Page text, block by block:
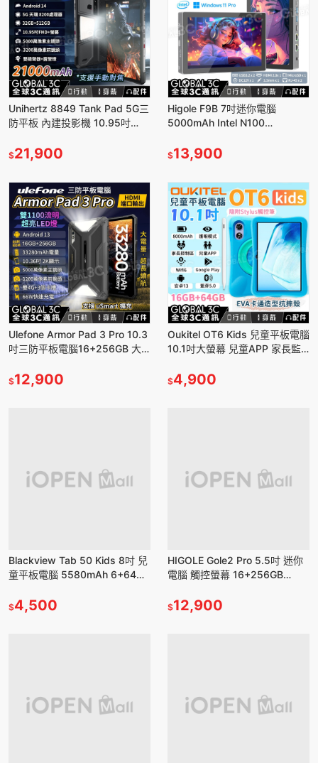
Unihertz 8849 Tank Pad 5G三
防平板 內建投影機 10.95吋
$21,900
Higole F9B 7吋迷你電腦
5000mAh Intel N100
HDMI
$13,900
Ulefone Armor Pad 3 Pro 10.3
吋三防平板電腦16+256GB 大
$12,900
Oukitel OT6 Kids 兒童平板電腦
10.1吋大螢幕 兒童APP 家長監
$4,900
Blackview Tab 50 Kids 8吋 兒
童平板電腦 5580mAh 6+64GB
$4,500
HIGOLE Gole2 Pro 5.5吋 迷你
電腦 觸控螢幕 16+256GB
$12,900